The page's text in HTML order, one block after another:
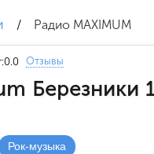
/ Радио MAXIMUM
0.0 Отзывы
Березники
Рок-музыка